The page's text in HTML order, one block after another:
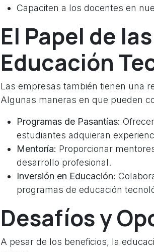
Capaciten a los docentes en
El Papel de
Educación
Las empresas también tienen una
Algunas maneras en que pueden
Programas de Pasantías:
estudiantes adquieran
Mentoría: Proporcionar
desarrollo profesional.
Inversión en Educación:
programas de educación
Desafíos y
A pesar de los beneficios, la